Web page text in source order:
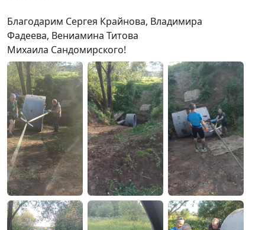
Благодарим Сергея Крайнова, Владимира
Фадеева, Вениамина Титова
Михаила Сандомирского!